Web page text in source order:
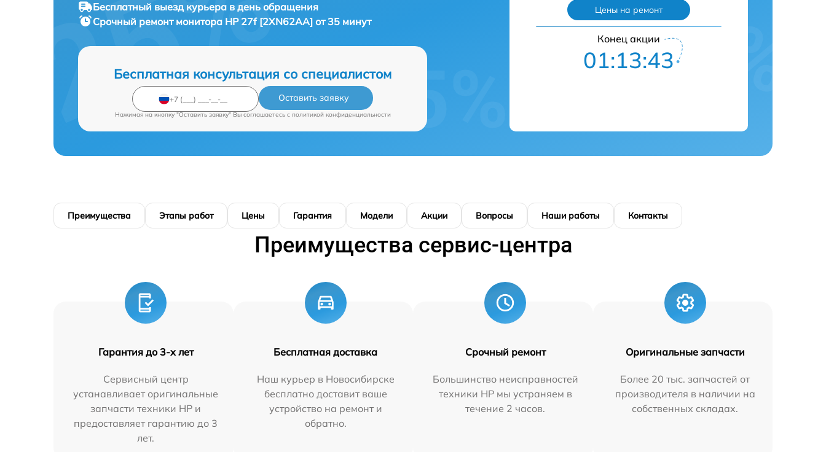
Бесплатный выезд курьера в день обращения
Срочный ремонт монитора HP 27f [2XN62AA] от 35 минут
Бесплатная консультация со специалистом
Оставить заявку
Нажимая на кнопку "Оставить заявку" Вы соглашаетесь c политикой конфиденциальности
Цены на ремонт
Конец акции
01:13:41
Преимущества Этапы работ Цены Гарантия Модели Акции Вопросы Наши работы Контакты
Преимущества сервис-центра
Гарантия до 3-х лет
Сервисный центр
устанавливает оригинальные
запчасти техники HP и
предоставляет гарантию до 3
лет.
Бесплатная доставка
Наш курьер в Новосибирске
бесплатно доставит ваше
устройство на ремонт и
обратно.
Срочный ремонт
Большинство неисправностей
техники HP мы устраняем в
течение 2 часов.
Оригинальные запчасти
Более 20 тыс. запчастей от
производителя в наличии на
собственных складах.